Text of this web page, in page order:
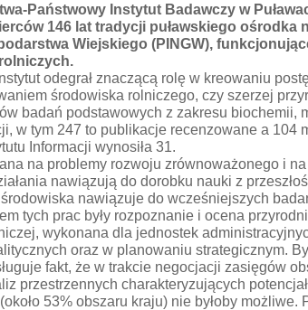
Państwowy Instytut Badawczy w
146 lat tradycji puławskiego
Wiejskiego (PINGW),
odegrał znaczącą rolę w kreowaniu
środowiska rolniczego, czy szerzej
badań podstawowych z zakresu
w tym 247 to publikacje recenzowane a
Informacji wynosiła 31.
na problemy rozwoju zrównoważonego i
nawiązują do dorobku nauki z
nawiązuje do wcześniejszych
tych prac były rozpoznanie i ocena
wykonana dla jednostek
oraz w planowaniu strategicznym.
fakt, że w trakcie negocjacji zasięgów
przestrzennych charakteryzujących
53% obszaru kraju) nie byłoby